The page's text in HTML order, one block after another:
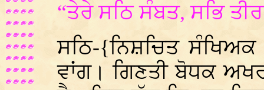
“ਤੇਰੇ ਸਠਿ ਸੰਬਤ, ਸਭਿ
ਸਠਿ-{ਨਿਸ਼ਚਿਤ
ਵਾਂਗ। ਗਿਣਤੀ ਬੋਧਕ